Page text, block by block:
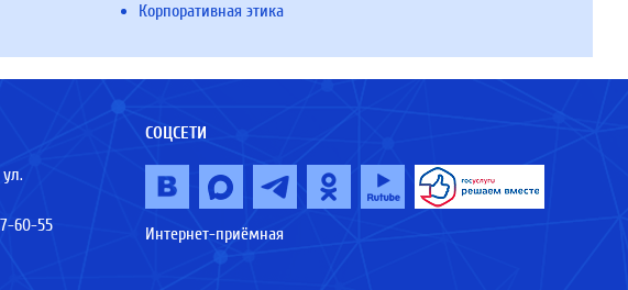
Корпоративная этика
60-55
СОЦСЕТИ
Интернет-приёмная